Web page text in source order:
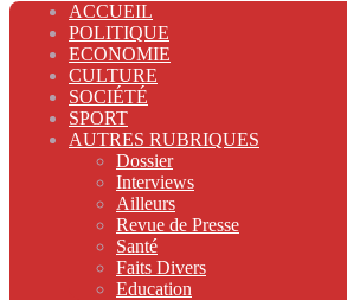
ACCUEIL
POLITIQUE
ECONOMIE
CULTURE
SOCIÉTÉ
SPORT
AUTRES RUBRIQUES
Dossier
Interviews
Ailleurs
Revue de Presse
Santé
Faits Divers
Education